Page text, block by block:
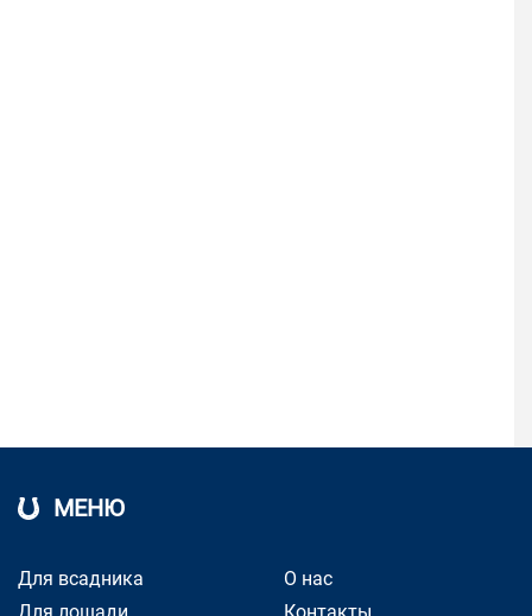
МЕНЮ
Для всадника
О нас